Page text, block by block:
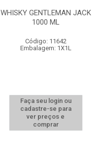
WHISKY GENTLEMAN JACK
1000 ML
Código: 11642
Embalagem: 1X1L
Faça seu login ou
cadastre-se para
ver preços e
comprar